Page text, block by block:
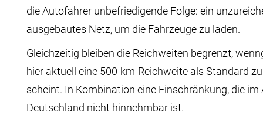
die Autofahrer unbefriedigende Folge: ein
ausgebautes Netz, um die Fahrzeuge zu laden.
Gleichzeitig bleiben die Reichweiten begrenzt,
hier aktuell eine 500-km-Reichweite als Standard
scheint. In Kombination eine Einschränkung, die im
Deutschland nicht hinnehmbar ist.